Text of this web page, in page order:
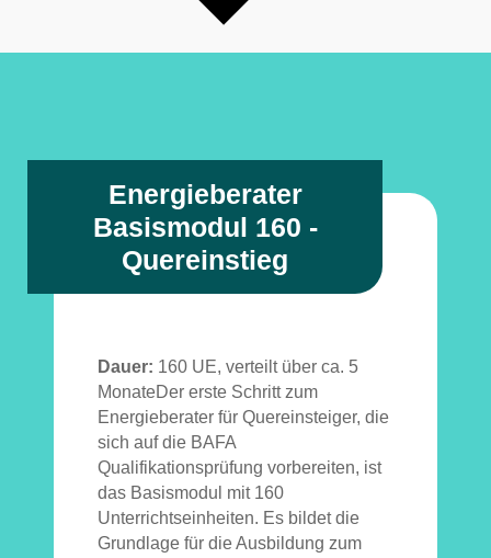
Energieberater
Basismodul 160 -
Quereinstieg
Dauer: 160 UE, verteilt über ca. 5
MonateDer erste Schritt zum
Energieberater für Quereinsteiger, die
sich auf die BAFA
Qualifikationsprüfung vorbereiten, ist
das Basismodul mit 160
Unterrichtseinheiten. Es bildet die
Grundlage für die Ausbildung zum